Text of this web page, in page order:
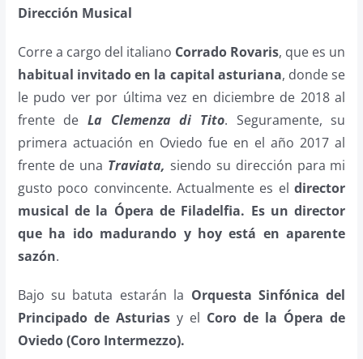
Dirección Musical
Corre a cargo del italiano Corrado Rovaris, que es un
habitual invitado en la capital asturiana, donde se
le pudo ver por última vez en diciembre de 2018 al
frente de La Clemenza di Tito. Seguramente, su
primera actuación en Oviedo fue en el año 2017 al
frente de una Traviata, siendo su dirección para mi
gusto poco convincente. Actualmente es eldirector
musical de la Ópera de Filadelfia. Es un director
que ha ido madurando y hoy está en aparente
sazón.
Bajo su batuta estarán la Orquesta Sinfónica del
Principado de Asturiasy el Coro de la Ópera de
Oviedo (Coro Intermezzo).